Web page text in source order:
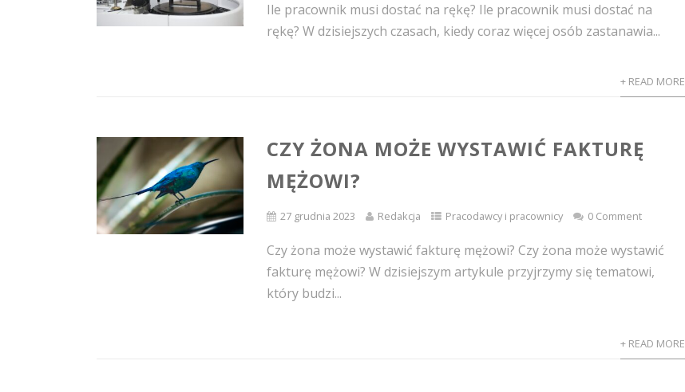
Ile pracownik musi dostać na rękę? Ile pracownik musi dostać na
rękę? W dzisiejszych czasach, kiedy coraz więcej osób zastanawia...
+ READ MORE
CZY ŻONA MOŻE WYSTAWIĆ FAKTURĘ
MĘŻOWI?
27 grudnia 2023 Redakcja Pracodawcy i pracownicy 0 Comment
Czy żona może wystawić fakturę mężowi? Czy żona może wystawić
fakturę mężowi? W dzisiejszym artykule przyjrzymy się tematowi,
który budzi...
+ READ MORE